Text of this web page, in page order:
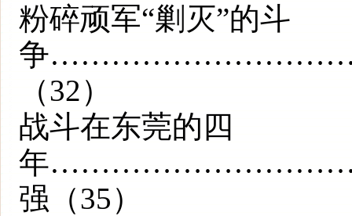
粉碎顽军“剿灭”的斗
争
（32）
战斗在东莞的四
年
强（35）